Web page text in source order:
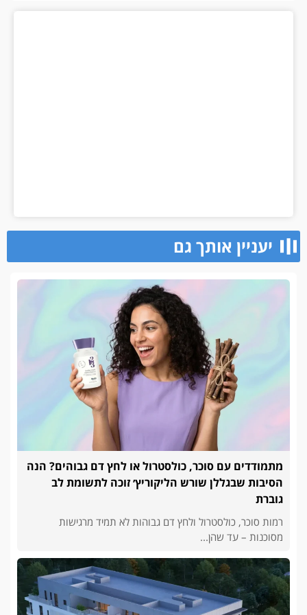
יעניין אותך גם
מתמודדים עם סוכר, כולסטרול או לחץ דם גבוהים? הנה
הסיבות שבגללן שורש הליקוריץ׳ זוכה לתשומת לב
גוברת
רמות סוכר, כולסטרול ולחץ דם גבוהות לא תמיד מרגישות
מסוכנות – עד שהן...